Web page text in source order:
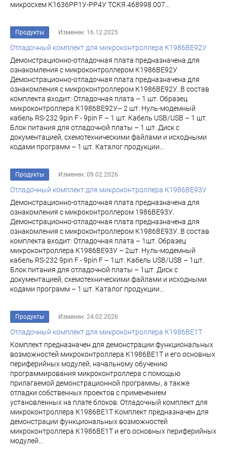
микросхем К1636РР1У-РР4У ТСКЯ.468998.007...
Продукты Изменен: 16.12.2025
Отладочный комплект для микроконтроллера К1986ВЕ92У
Демонстрационно-отладочная плата предназначена для
ознакомления с микроконтроллером К1986ВЕ92У
Демонстрационно-отладочная плата предназначена для
ознакомления с микроконтроллером К1986ВЕ92У. В состав
комплекта входит: Отладочная плата – 1 шт. Образец
микроконтроллера К1986ВЕ92У– 2 шт. Нуль-модемный
кабель RS-232 9pin F - 9pin F – 1 шт. Кабель USB/USB – 1 шт.
Блок питания для отладочной платы – 1 шт. Диск с
документацией, схемотехническими файлами и исходными
кодами программ – 1 шт. Каталог продукции...
Продукты Изменен: 09.02.2026
Отладочный комплект для микроконтроллера К1986ВЕ93У
Демонстрационно-отладочная плата предназначена для
ознакомления с микроконтроллером 1986ВЕ93У.
Демонстрационно-отладочная плата предназначена для
ознакомления с микроконтроллером К1986ВЕ93У. В состав
комплекта входит: Отладочная плата – 1шт. Образец
микроконтроллера К1986ВЕ93У – 2шт. Нуль-модемный
кабель RS-232 9pin F - 9pin F – 1шт. Кабель USB/USB – 1шт.
Блок питания для отладочной платы – 1шт. Диск с
документацией, схемотехническими файлами и исходными
кодами программ – 1 шт. Каталог продукции...
Продукты Изменен: 24.02.2026
Отладочный комплект для микроконтроллера К1986ВЕ1Т
Комплект предназначен для демонстрации функциональных
возможностей микроконтроллера К1986ВЕ1Т и его основных
периферийных модулей, начальному обучению
программирования микроконтроллера с помощью
прилагаемой демонстрационной программы, а также
отладки собственных проектов с применением
установленных на плате блоков. Отладочный комплект для
микроконтроллера К1986ВЕ1Т Комплект предназначен для
демонстрации функциональных возможностей
микроконтроллера К1986ВЕ1Т и его основных периферийных
модулей...